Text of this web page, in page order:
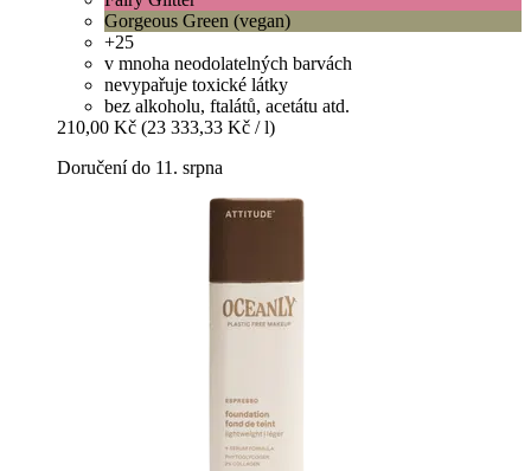
Gorgeous Green (vegan)
+25
v mnoha neodolatelných barvách
nevypařuje toxické látky
bez alkoholu, ftalátů, acetátu atd.
210,00 Kč (23 333,33 Kč / l)
Doručení do 11. srpna